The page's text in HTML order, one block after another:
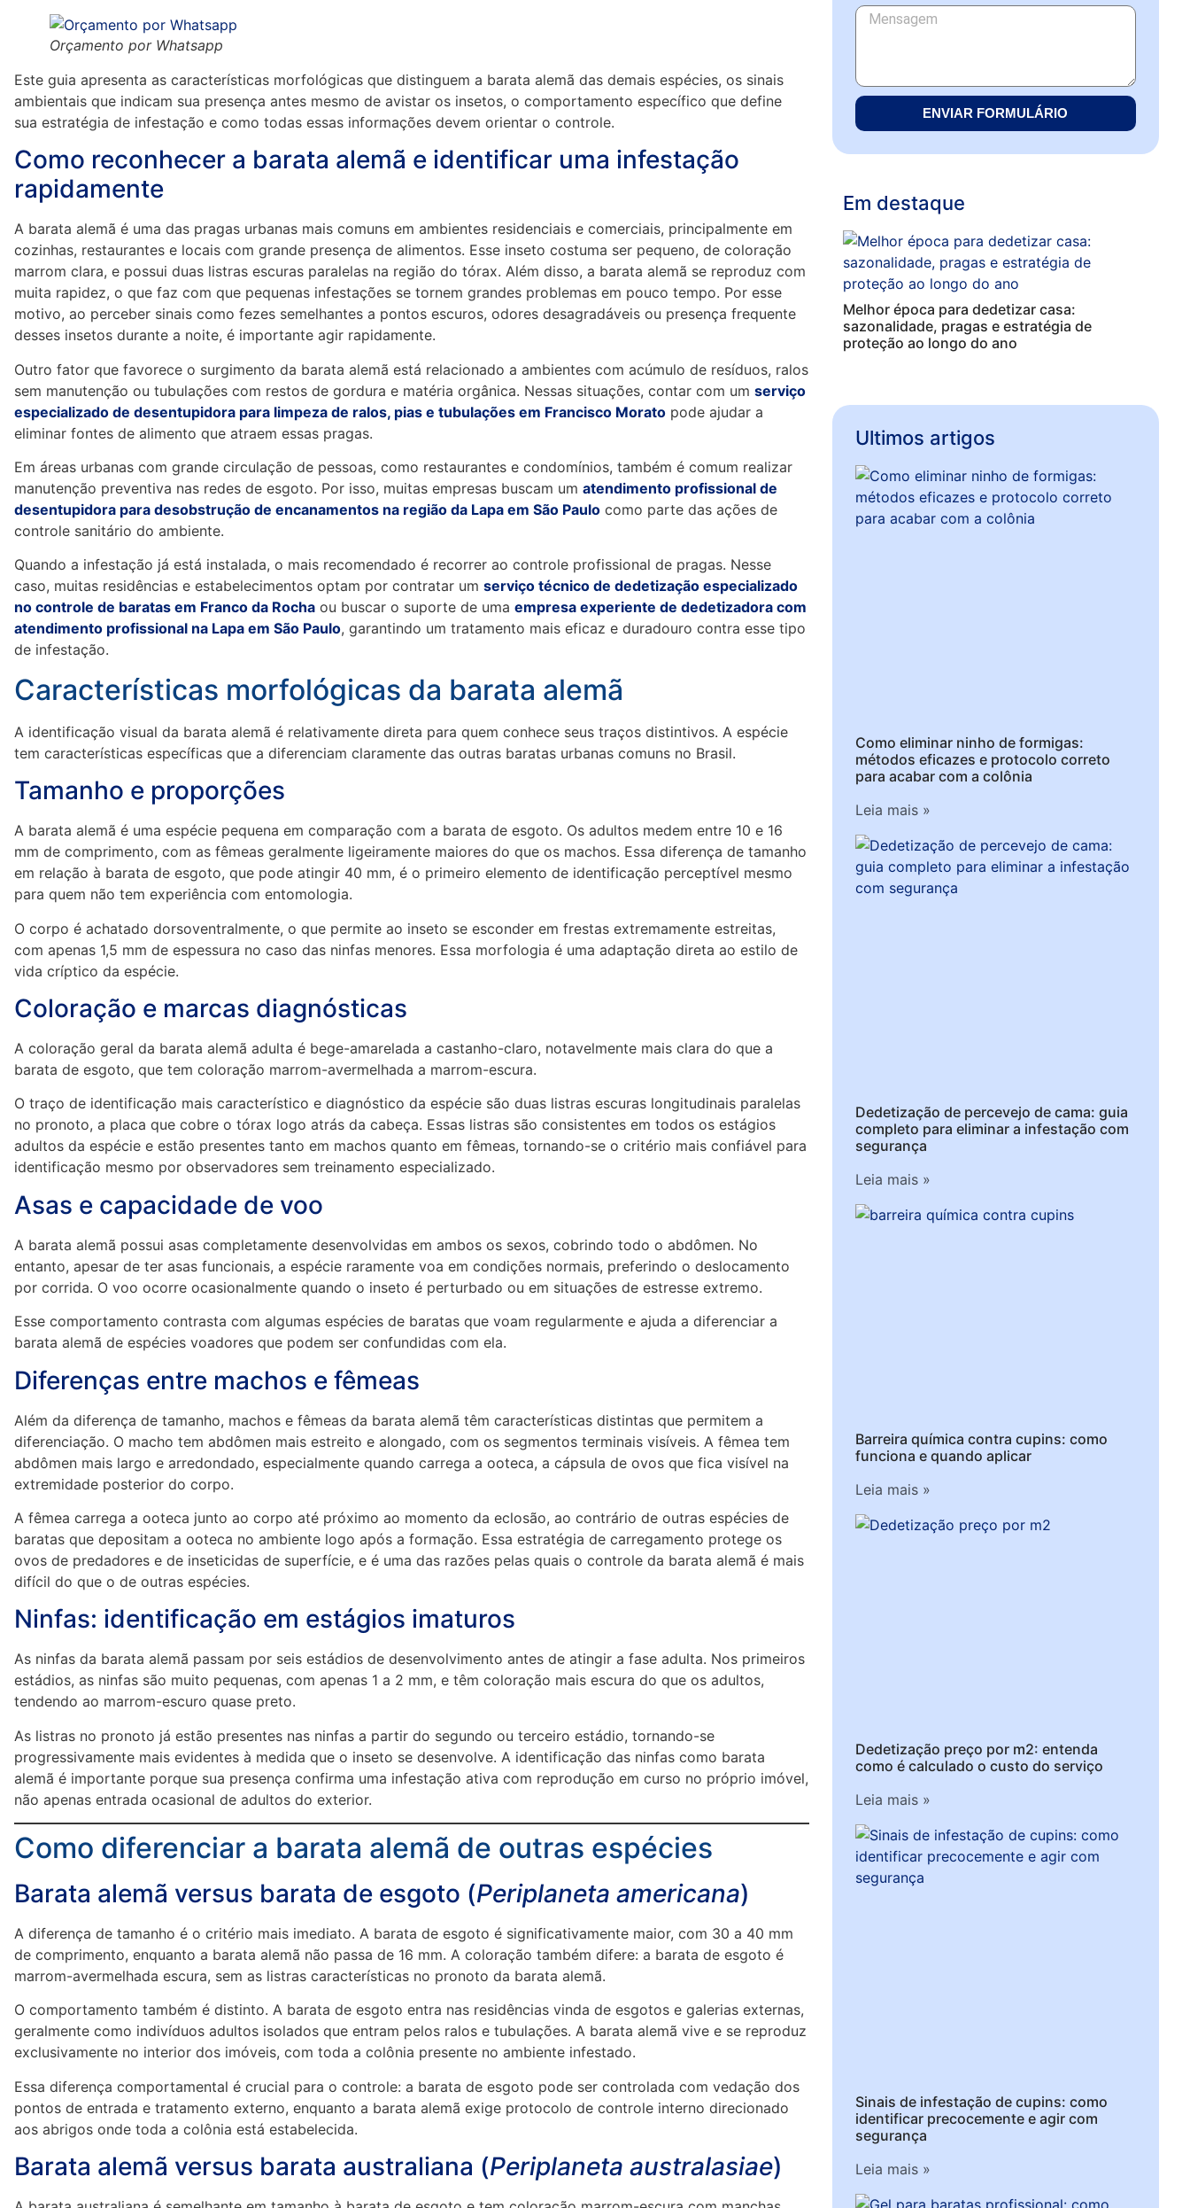
Orçamento por Whatsapp
Este guia apresenta as características morfológicas que distinguem a barata alemã das demais espécies, os sinais
ambientais que indicam sua presença antes mesmo de avistar os insetos, o comportamento específico que define
sua estratégia de infestação e como todas essas informações devem orientar o controle.
Como reconhecer a barata alemã e identificar uma infestação
rapidamente
A barata alemã é uma das pragas urbanas mais comuns em ambientes residenciais e comerciais, principalmente em
cozinhas, restaurantes e locais com grande presença de alimentos. Esse inseto costuma ser pequeno, de coloração
marrom clara, e possui duas listras escuras paralelas na região do tórax. Além disso, a barata alemã se reproduz com
muita rapidez, o que faz com que pequenas infestações se tornem grandes problemas em pouco tempo. Por esse
motivo, ao perceber sinais como fezes semelhantes a pontos escuros, odores desagradáveis ou presença frequente
desses insetos durante a noite, é importante agir rapidamente.
Outro fator que favorece o surgimento da barata alemã está relacionado a ambientes com acúmulo de resíduos, ralos
sem manutenção ou tubulações com restos de gordura e matéria orgânica. Nessas situações, contar com um serviço
especializado de desentupidora para limpeza de ralos, pias e tubulações em Francisco Morato pode ajudar a
eliminar fontes de alimento que atraem essas pragas.
Em áreas urbanas com grande circulação de pessoas, como restaurantes e condomínios, também é comum realizar
manutenção preventiva nas redes de esgoto. Por isso, muitas empresas buscam um atendimento profissional de
desentupidora para desobstrução de encanamentos na região da Lapa em São Paulo como parte das ações de
controle sanitário do ambiente.
Quando a infestação já está instalada, o mais recomendado é recorrer ao controle profissional de pragas. Nesse
caso, muitas residências e estabelecimentos optam por contratar um serviço técnico de dedetização especializado
no controle de baratas em Franco da Rocha ou buscar o suporte de uma empresa experiente de dedetizadora com
atendimento profissional na Lapa em São Paulo, garantindo um tratamento mais eficaz e duradouro contra esse tipo
de infestação.
Características morfológicas da barata alemã
A identificação visual da barata alemã é relativamente direta para quem conhece seus traços distintivos. A espécie
tem características específicas que a diferenciam claramente das outras baratas urbanas comuns no Brasil.
Tamanho e proporções
A barata alemã é uma espécie pequena em comparação com a barata de esgoto. Os adultos medem entre 10 e 16
mm de comprimento, com as fêmeas geralmente ligeiramente maiores do que os machos. Essa diferença de tamanho
em relação à barata de esgoto, que pode atingir 40 mm, é o primeiro elemento de identificação perceptível mesmo
para quem não tem experiência com entomologia.
O corpo é achatado dorsoventralmente, o que permite ao inseto se esconder em frestas extremamente estreitas,
com apenas 1,5 mm de espessura no caso das ninfas menores. Essa morfologia é uma adaptação direta ao estilo de
vida críptico da espécie.
Coloração e marcas diagnósticas
A coloração geral da barata alemã adulta é bege-amarelada a castanho-claro, notavelmente mais clara do que a
barata de esgoto, que tem coloração marrom-avermelhada a marrom-escura.
O traço de identificação mais característico e diagnóstico da espécie são duas listras escuras longitudinais paralelas
no pronoto, a placa que cobre o tórax logo atrás da cabeça. Essas listras são consistentes em todos os estágios
adultos da espécie e estão presentes tanto em machos quanto em fêmeas, tornando-se o critério mais confiável para
identificação mesmo por observadores sem treinamento especializado.
Asas e capacidade de voo
A barata alemã possui asas completamente desenvolvidas em ambos os sexos, cobrindo todo o abdômen. No
entanto, apesar de ter asas funcionais, a espécie raramente voa em condições normais, preferindo o deslocamento
por corrida. O voo ocorre ocasionalmente quando o inseto é perturbado ou em situações de estresse extremo.
Esse comportamento contrasta com algumas espécies de baratas que voam regularmente e ajuda a diferenciar a
barata alemã de espécies voadores que podem ser confundidas com ela.
Diferenças entre machos e fêmeas
Além da diferença de tamanho, machos e fêmeas da barata alemã têm características distintas que permitem a
diferenciação. O macho tem abdômen mais estreito e alongado, com os segmentos terminais visíveis. A fêmea tem
abdômen mais largo e arredondado, especialmente quando carrega a ooteca, a cápsula de ovos que fica visível na
extremidade posterior do corpo.
A fêmea carrega a ooteca junto ao corpo até próximo ao momento da eclosão, ao contrário de outras espécies de
baratas que depositam a ooteca no ambiente logo após a formação. Essa estratégia de carregamento protege os
ovos de predadores e de inseticidas de superfície, e é uma das razões pelas quais o controle da barata alemã é mais
difícil do que o de outras espécies.
Ninfas: identificação em estágios imaturos
As ninfas da barata alemã passam por seis estádios de desenvolvimento antes de atingir a fase adulta. Nos primeiros
estádios, as ninfas são muito pequenas, com apenas 1 a 2 mm, e têm coloração mais escura do que os adultos,
tendendo ao marrom-escuro quase preto.
As listras no pronoto já estão presentes nas ninfas a partir do segundo ou terceiro estádio, tornando-se
progressivamente mais evidentes à medida que o inseto se desenvolve. A identificação das ninfas como barata
alemã é importante porque sua presença confirma uma infestação ativa com reprodução em curso no próprio imóvel,
não apenas entrada ocasional de adultos do exterior.
Como diferenciar a barata alemã de outras espécies
Barata alemã versus barata de esgoto (Periplaneta americana)
A diferença de tamanho é o critério mais imediato. A barata de esgoto é significativamente maior, com 30 a 40 mm
de comprimento, enquanto a barata alemã não passa de 16 mm. A coloração também difere: a barata de esgoto é
marrom-avermelhada escura, sem as listras características no pronoto da barata alemã.
O comportamento também é distinto. A barata de esgoto entra nas residências vinda de esgotos e galerias externas,
geralmente como indivíduos adultos isolados que entram pelos ralos e tubulações. A barata alemã vive e se reproduz
exclusivamente no interior dos imóveis, com toda a colônia presente no ambiente infestado.
Essa diferença comportamental é crucial para o controle: a barata de esgoto pode ser controlada com vedação dos
pontos de entrada e tratamento externo, enquanto a barata alemã exige protocolo de controle interno direcionado
aos abrigos onde toda a colônia está estabelecida.
Barata alemã versus barata australiana (Periplaneta australasiae)
ENVIAR FORMULÁRIO
Em destaque
Melhor época para dedetizar casa:
sazonalidade, pragas e estratégia de
proteção ao longo do ano
Ultimos artigos
Como eliminar ninho de formigas:
métodos eficazes e protocolo correto
para acabar com a colônia
Leia mais »
Dedetização de percevejo de cama: guia
completo para eliminar a infestação com
segurança
Leia mais »
Barreira química contra cupins: como
funciona e quando aplicar
Leia mais »
Dedetização preço por m2: entenda
como é calculado o custo do serviço
Leia mais »
Sinais de infestação de cupins: como
identificar precocemente e agir com
segurança
Leia mais »